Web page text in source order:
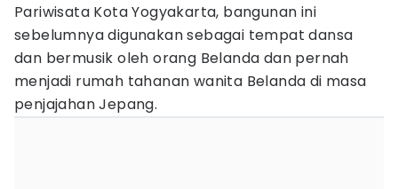
Pariwisata Kota Yogyakarta, bangunan ini
sebelumnya digunakan sebagai tempat dansa
dan bermusik oleh orang Belanda dan pernah
menjadi rumah tahanan wanita Belanda di masa
penjajahan Jepang.